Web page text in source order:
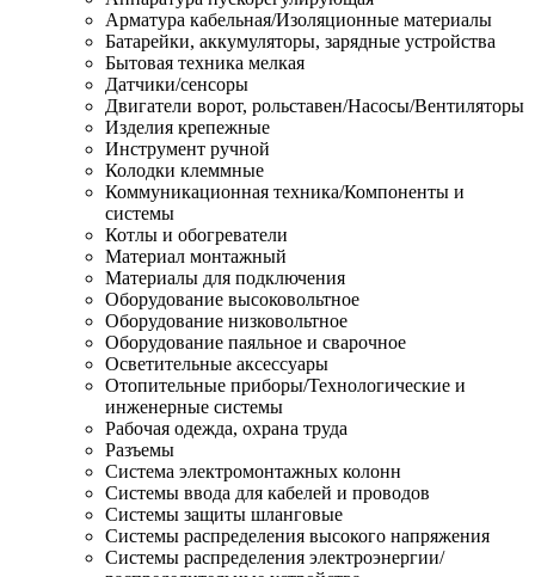
Арматура кабельная/Изоляционные материалы
Батарейки, аккумуляторы, зарядные устройства
Бытовая техника мелкая
Датчики/сенсоры
Двигатели ворот, рольставен/Насосы/Вентиляторы
Изделия крепежные
Инструмент ручной
Колодки клеммные
Коммуникационная техника/Компоненты и
системы
Котлы и обогреватели
Материал монтажный
Материалы для подключения
Оборудование высоковольтное
Оборудование низковольтное
Оборудование паяльное и сварочное
Осветительные аксессуары
Отопительные приборы/Технологические и
инженерные системы
Рабочая одежда, охрана труда
Разъемы
Система электромонтажных колонн
Системы ввода для кабелей и проводов
Системы защиты шланговые
Системы распределения высокого напряжения
Системы распределения электроэнергии/